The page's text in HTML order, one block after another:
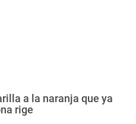
a la naranja que ya
rige